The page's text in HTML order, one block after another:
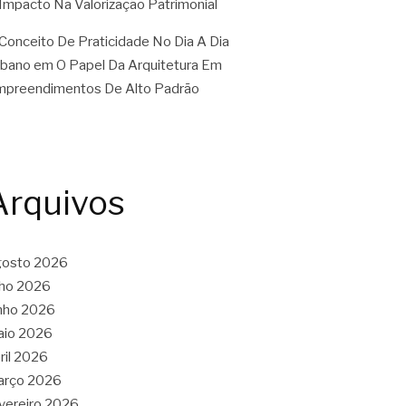
Na Valorização Patrimonial
De Praticidade No Dia A Dia
em O Papel Da Arquitetura Em
De Alto Padrão
2026
2026
2026
2026
2026
2026